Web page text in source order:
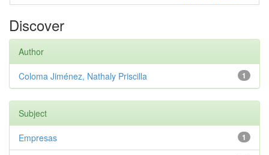
Discover
Author
1
Coloma Jiménez, Nathaly Priscilla
Subject
1
Empresas